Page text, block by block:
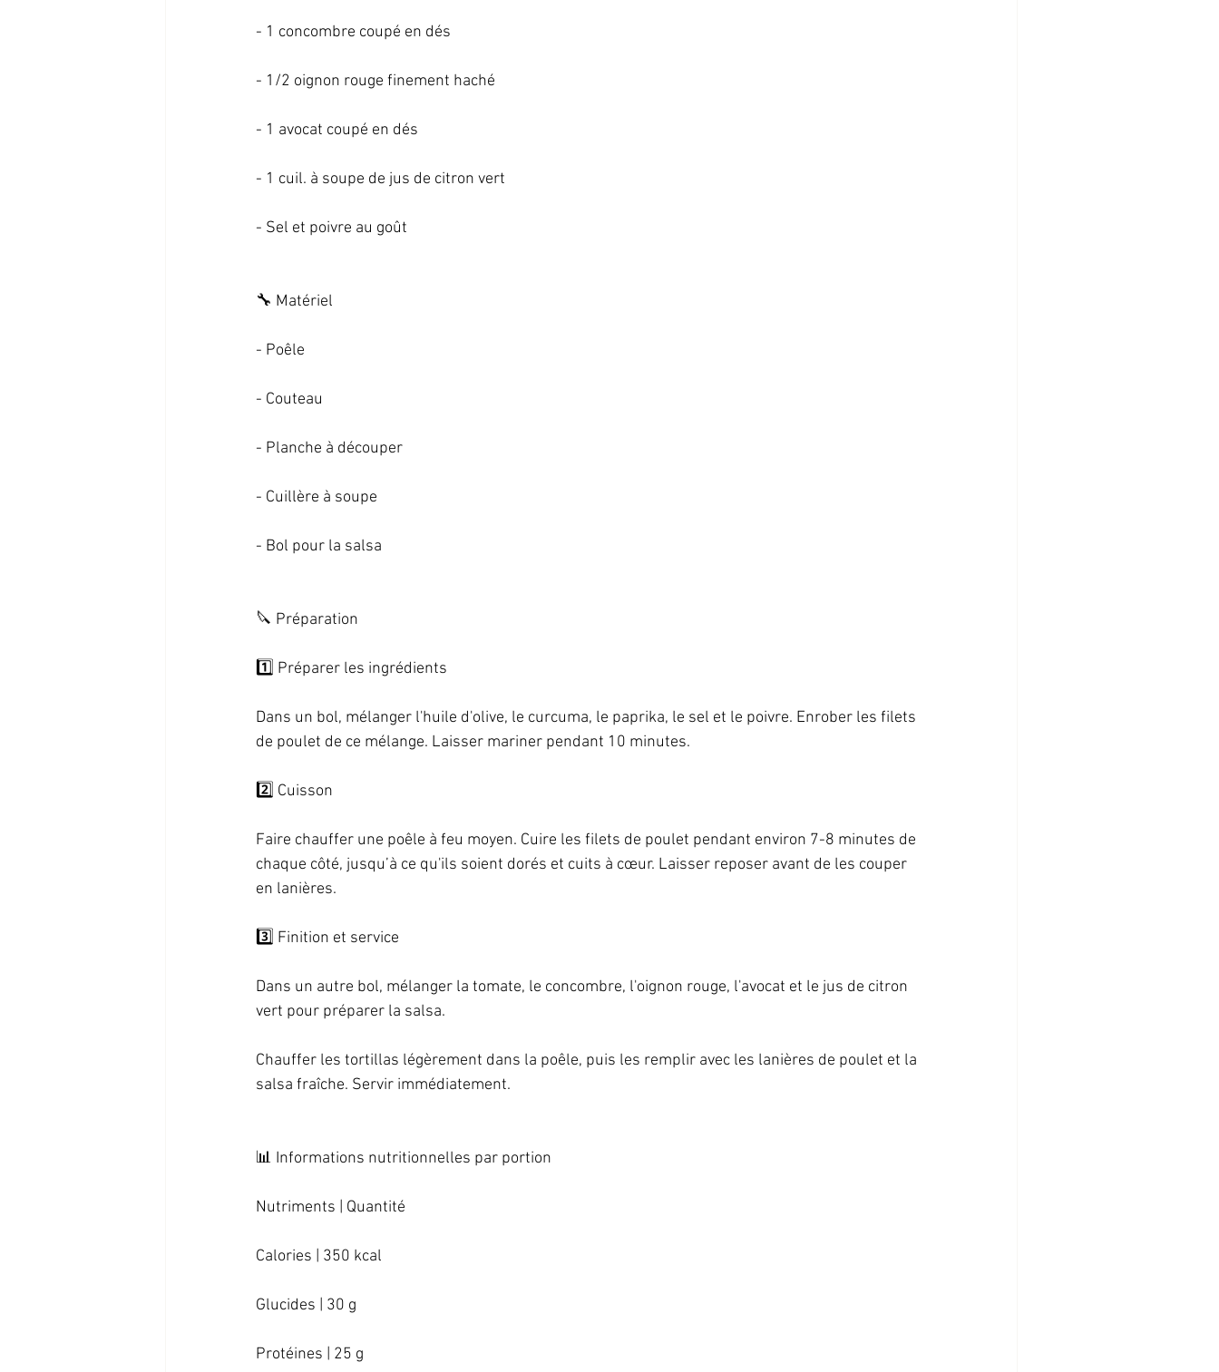
- 1 concombre coupé en dés
- 1/2 oignon rouge finement haché
- 1 avocat coupé en dés
- 1 cuil. à soupe de jus de citron vert
- Sel et poivre au goût
🔧 Matériel
- Poêle
- Couteau
- Planche à découper
- Cuillère à soupe
- Bol pour la salsa
🔪 Préparation
1️⃣ Préparer les ingrédients
Dans un bol, mélanger l'huile d'olive, le curcuma, le paprika, le sel et le poivre. Enrober les filets
de poulet de ce mélange. Laisser mariner pendant 10 minutes.
2️⃣ Cuisson
Faire chauffer une poêle à feu moyen. Cuire les filets de poulet pendant environ 7-8 minutes de
chaque côté, jusqu’à ce qu'ils soient dorés et cuits à cœur. Laisser reposer avant de les couper
en lanières.
3️⃣ Finition et service
Dans un autre bol, mélanger la tomate, le concombre, l'oignon rouge, l'avocat et le jus de citron
vert pour préparer la salsa.
Chauffer les tortillas légèrement dans la poêle, puis les remplir avec les lanières de poulet et la
salsa fraîche. Servir immédiatement.
📊 Informations nutritionnelles par portion
Nutriments | Quantité
Calories | 350 kcal
Glucides | 30 g
Protéines | 25 g